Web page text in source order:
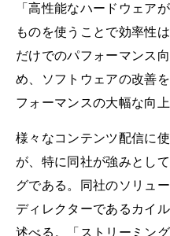
「高性能なハードウェア
ものを使うことで効率性
だけでのパフォーマンス
め、ソフトウェアの改善
フォーマンスの大幅な向
様々なコンテンツ配信に
が、特に同社が強みとし
グである。同社のソリュ
ディレクターであるカイ
述べる。「ストリーミン